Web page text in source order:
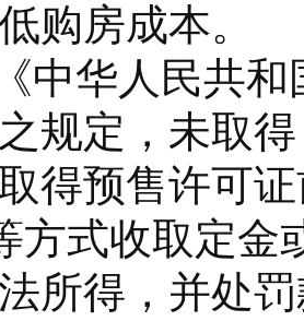
购房成本。
中华人民共
规定，未取
得预售许可
方式收取定金
所得，并处